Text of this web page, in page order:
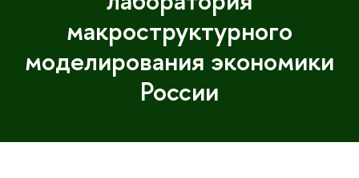
макроструктурного
моделирования экономики
России